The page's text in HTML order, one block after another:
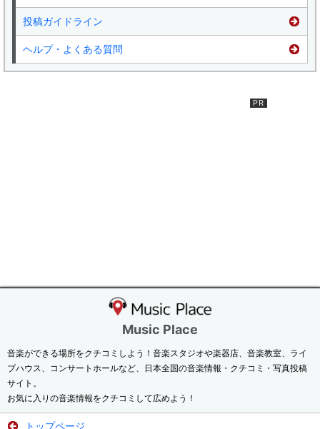
投稿ガイドライン
ヘルプ・よくある質問
Music Place
音楽ができる場所をクチコミしよう！音楽スタジオや楽器店、音楽教室、ライ
ブハウス、コンサートホールなど、日本全国の音楽情報・クチコミ・写真投稿
サイト。
お気に入りの音楽情報をクチコミして広めよう！
トップページ